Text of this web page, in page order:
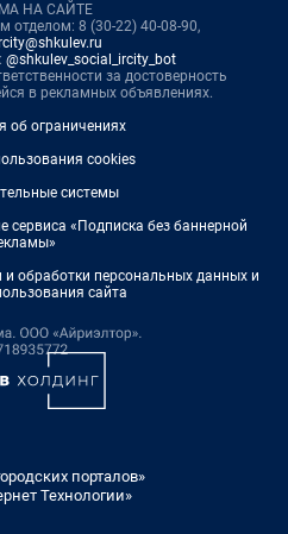
НА САЙТЕ
отделом: 8 (30-22) 40-08-90,
@shkulev_social_ircity_bot
за достоверность
в рекламных объявлениях.
об ограничениях
cookies
системы
сервиса «Подписка без баннерной
обработки персональных данных и
сайта
порталов»
Технологии»